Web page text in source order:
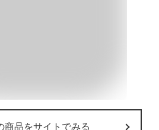
商品をサイトでみる